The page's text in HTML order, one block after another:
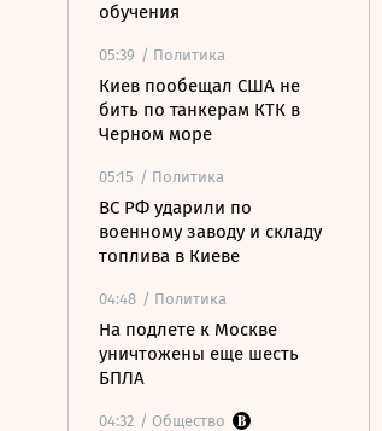
обучения
05:39 / Политика
Киев пообещал США не
бить по танкерам КТК в
Черном море
05:15 / Политика
ВС РФ ударили по
военному заводу и складу
топлива в Киеве
04:48 / Политика
На подлете к Москве
уничтожены еще шесть
БПЛА
04:32 / Общество